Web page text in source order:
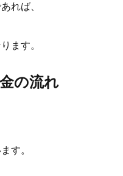
れば、
ます。
の流れ
す。